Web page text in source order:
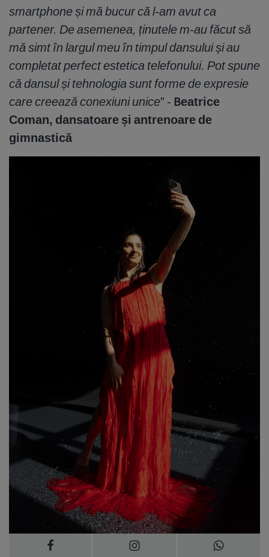
smartphone și mă bucur că l-am avut ca
partener. De asemenea, ținutele m-au făcut să
mă simt în largul meu în timpul dansului și au
completat perfect estetica telefonului. Pot spune
că dansul și tehnologia sunt forme de expresie
care creează conexiuni unice” - Beatrice
Coman, dansatoare și antrenoare de
gimnastică